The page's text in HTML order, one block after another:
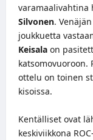
varamaalivahtina
Silvonen.
joukkuetta
Keisala on
katsomovuoroon.
ottelu on toinen
kisoissa.
Kentälliset ovat
keskiviikkona